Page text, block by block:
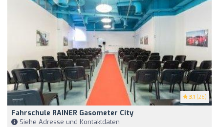
3.1 (26)
Fahrschule RAINER Gasometer City
Siehe Adresse und Kontaktdaten